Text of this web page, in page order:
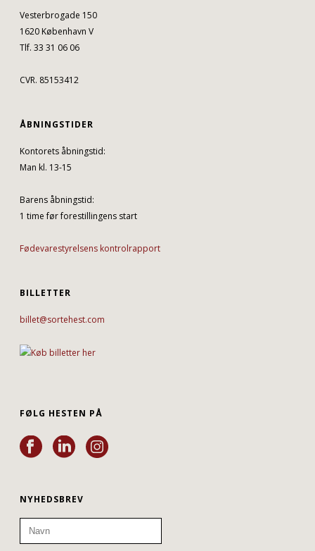
Vesterbrogade 150
1620 København V
Tlf. 33 31 06 06
CVR. 85153412
ÅBNINGSTIDER
Kontorets åbningstid:
Man kl. 13-15
Barens åbningstid:
1 time før forestillingens start
Fødevarestyrelsens kontrolrapport
BILLETTER
billet@sortehest.com
FØLG HESTEN PÅ
NYHEDSBREV